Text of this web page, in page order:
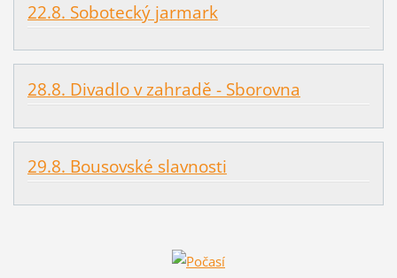
22.8. Sobotecký jarmark
28.8. Divadlo v zahradě - Sborovna
29.8. Bousovské slavnosti